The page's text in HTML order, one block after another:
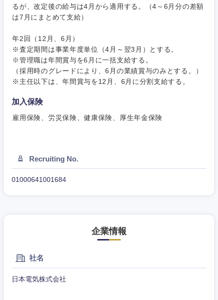
るが、改定後の給与は4月から適用する。（4～6月分の差額
は7月にまとめて支給）
年2回（12月、6月）
※査定期間は事業年度単位（4月～翌3月）とする。
※管理職は年間賞与を6月に一括支給する。
（採用時のグレードにより、6月の業績賞与のみとする。）
※主任以下は、年間賞与を12月、6月に分割支給する。
加入保険
雇用保険、労災保険、健康保険、厚生年金保険
Recruiting No.
01000641001684
企業情報
社名
日本電気株式会社